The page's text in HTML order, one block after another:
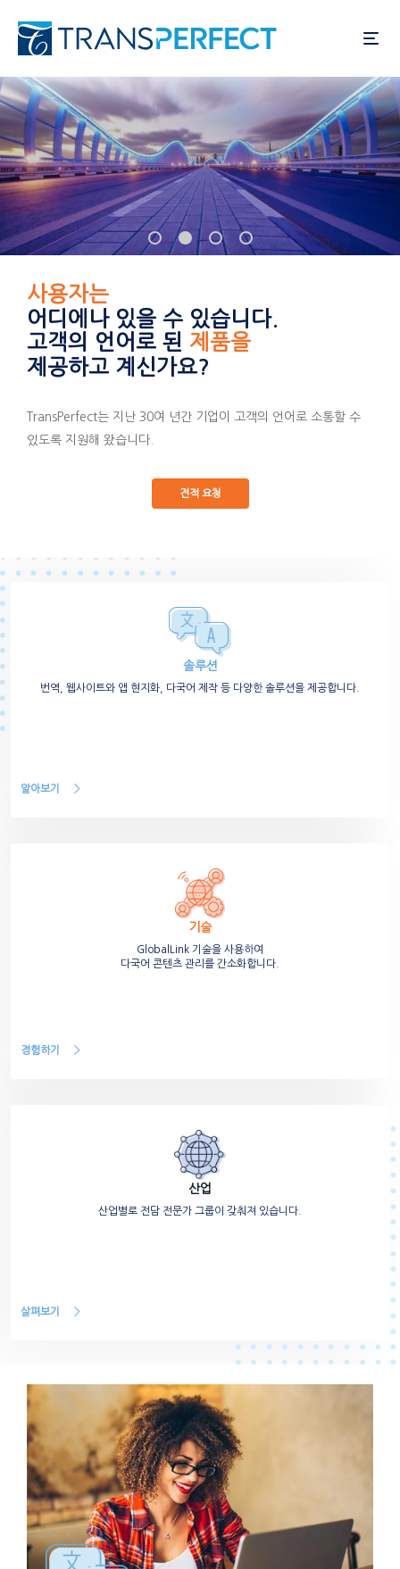
요
텐
건
너
뛰
기
사용자는
어디에나 있을 수 있습니다.
고객의 언어로 된 제품을
제공하고 계신가요?
TransPerfect는 지난 30여 년간 기업이 고객의 언어로 소통할 수
있도록 지원해 왔습니다.
견적 요청
솔루션
번역, 웹사이트와 앱 현지화, 다국어 제작 등 다양한 솔루션을 제공합니다.
알아보기
기술
GlobalLink 기술을 사용하여
다국어 콘텐츠 관리를 간소화합니다.
경험하기
산업
산업별로 전담 전문가 그룹이 갖춰져 있습니다.
살펴보기